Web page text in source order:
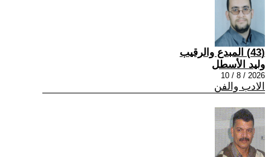
(43) المبدع والرقيب
وليد الأسطل
2026 / 8 / 10
الادب والفن